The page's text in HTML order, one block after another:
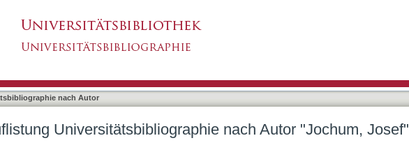
nach Autor
Universitätsbibliographie nach Autor "Jochum, Josef"